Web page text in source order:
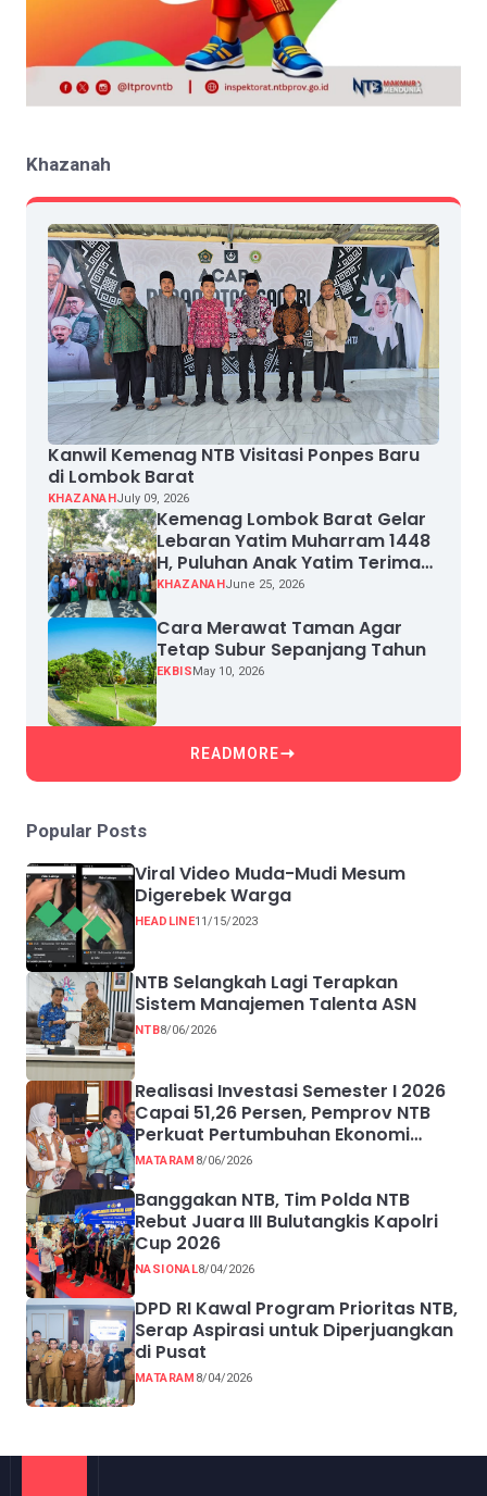
Khazanah
Kanwil Kemenag NTB Visitasi Ponpes Baru
di Lombok Barat
KHAZANAHJuly 09, 2026
Kemenag Lombok Barat Gelar
Lebaran Yatim Muharram 1448
H, Puluhan Anak Yatim Terima
Santunan
KHAZANAHJune 25, 2026
Cara Merawat Taman Agar
Tetap Subur Sepanjang Tahun
EKBISMay 10, 2026
READMORE
Popular Posts
Viral Video Muda-Mudi Mesum
Digerebek Warga
HEADLINE11/15/2023
NTB Selangkah Lagi Terapkan
Sistem Manajemen Talenta ASN
NTB8/06/2026
Realisasi Investasi Semester I 2026
Capai 51,26 Persen, Pemprov NTB
Perkuat Pertumbuhan Ekonomi
Inklusif melalui UMKM
MATARAM 8/06/2026
Banggakan NTB, Tim Polda NTB
Rebut Juara III Bulutangkis Kapolri
Cup 2026
NASIONAL8/04/2026
DPD RI Kawal Program Prioritas NTB,
Serap Aspirasi untuk Diperjuangkan
di Pusat
MATARAM 8/04/2026